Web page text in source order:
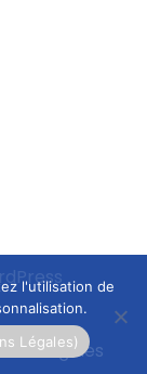
légales
l'utilisation de
Légales)